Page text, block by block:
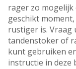
rager zo mogelijk
geschikt
rustiger is. Vraag
tandenstoker of
kunt gebruiken
instructie in deze